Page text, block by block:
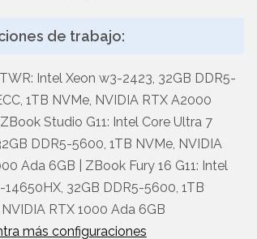
de trabajo:
Intel Xeon w3-2423, 32GB DDR5-
1TB NVMe, NVIDIA RTX A2000
Studio G11: Intel Core Ultra 7
DDR5-5600, 1TB NVMe, NVIDIA
Ada 6GB | ZBook Fury 16 G11: Intel
14650HX, 32GB DDR5-5600, 1TB
NVIDIA RTX 1000 Ada 6GB
más configuraciones